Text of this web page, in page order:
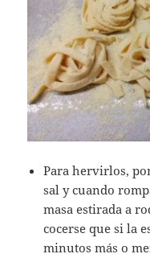
Para hervirlos,
sal y cuando
masa estirada a
cocerse que si la
minutos más o